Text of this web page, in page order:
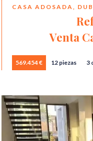
CASA ADOSADA,
Venta
569.454 € 12 piezas 3